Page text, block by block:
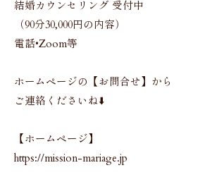
結婚カウンセリング 受付中
（90分30,000円の内容）
電話•Zoom等
ホームページの【お問合せ】から
ご連絡くださいね⬇️
【ホームページ】
https://mission-mariage.jp